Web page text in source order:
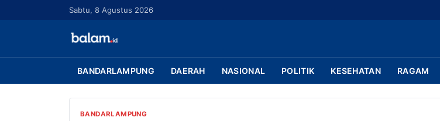
u
Sabtu, 8 Agustus 2026
BANDARLAMPUNG DAERAH NASIONAL POLITIK KESEHATAN RAGAM
BANDARLAMPUNG